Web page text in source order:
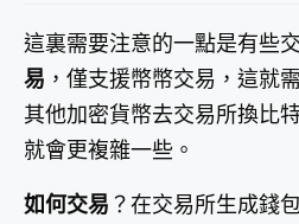
這裏需要注意的一點是有些
易 ，僅支援幣幣交易，這就
其他加密貨幣去交易所換比
就會更複雜一些。
如何交易 ？在交易所生成錢